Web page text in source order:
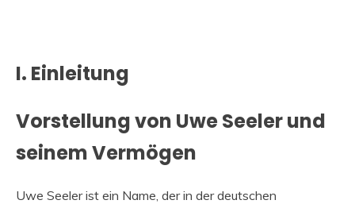
I. Einleitung
Vorstellung von Uwe Seeler und
seinem Vermögen
Uwe Seeler ist ein Name, der in der deutschen